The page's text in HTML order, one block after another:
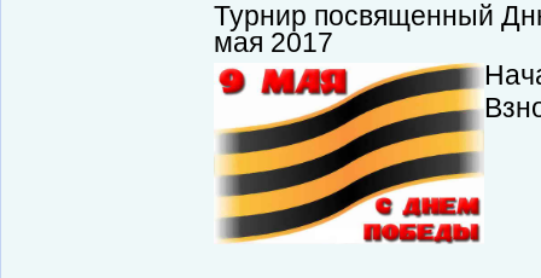
Турнир посвященный
мая 2017